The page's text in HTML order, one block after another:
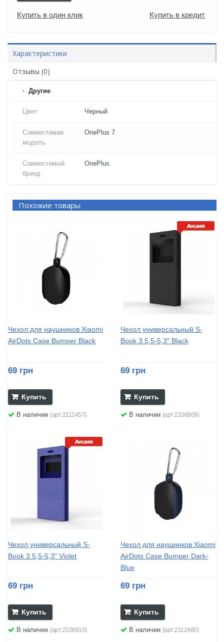
Купить в один клик Купить в кредит
Характеристики
Отзывы (0)
Другие
Цвет Черный
Совместимая
модель
OnePlus 7
Совместимый
бренд
OnePlus
Похожие товары
Чехол для наушников Xiaomi
AirDots Case Bumper Black
69 грн
Купить
В наличии (арт:2112457)
Чехол универсальный S-
Book 3 5,5-5,3" Black
69 грн
Купить
В наличии (арт:2108909)
Чехол универсальный S-
Book 3 5,5-5,3" Violet
69 грн
Купить
В наличии (арт:2108910)
Чехол для наушников Xiaomi
AirDots Case Bumper Dark-
Blue
69 грн
Купить
В наличии (арт:2112460)